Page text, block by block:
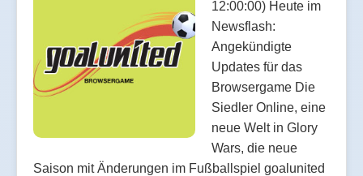
12:00:00) Heute im
Newsflash:
Angekündigte
Updates für das
Browsergame Die
Siedler Online, eine
neue Welt in Glory
Wars, die neue
Saison mit Änderungen im Fußballspiel goalunited